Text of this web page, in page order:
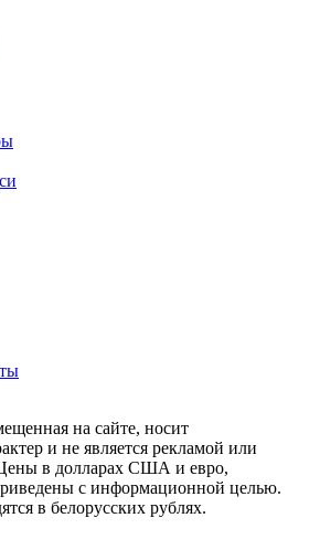
на сайте, носит
и не является рекламой или
в долларах США и евро,
с информационной целью.
в белорусских рублях.